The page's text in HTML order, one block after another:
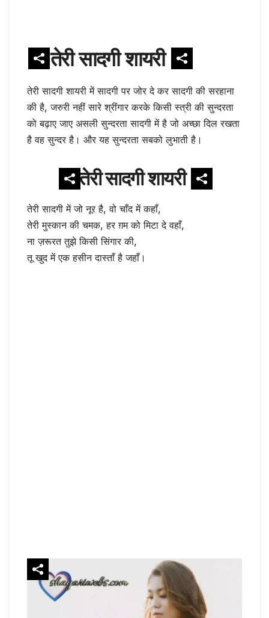
तेरी सादगी शायरी
तेरी सादगी शायरी में सादगी पर जोर दे कर सादगी की सरहाना
की है, जरुरी नहीं सारे श्रींगार करके किसी स्त्री की सुन्दरता
को बढ़ाए जाए असली सुन्दरता सादगी में है जो अच्छा दिल रखता
है वह सुन्दर है। और यह सुन्दरता सबको लुभाती है।
तेरी सादगी शायरी
तेरी सादगी में जो नूर है, वो चाँद में कहाँ,
तेरी मुस्कान की चमक, हर ग़म को मिटा दे वहाँ,
ना ज़रूरत तुझे किसी सिंगार की,
तू खुद में एक हसीन दास्ताँ है जहाँ।